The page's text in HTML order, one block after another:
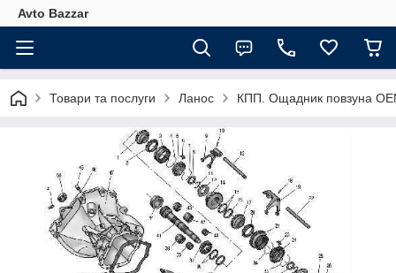
Avto Bazzar
Товари та послуги Ланос КПП. Ощадник повзуна